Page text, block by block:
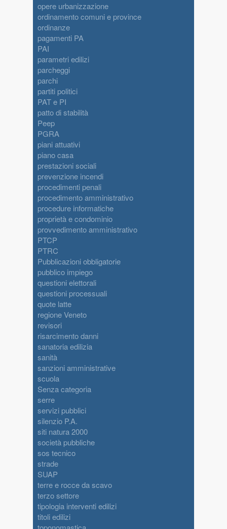
opere urbanizzazione
ordinamento comuni e province
ordinanze
pagamenti PA
PAI
parametri edilizi
parcheggi
parchi
partiti politici
PAT e PI
patto di stabilità
Peep
PGRA
piani attuativi
piano casa
prestazioni sociali
prevenzione incendi
procedimenti penali
procedimento amministrativo
procedure informatiche
proprietà e condominio
provvedimento amministrativo
PTCP
PTRC
Pubblicazioni obbligatorie
pubblico impiego
questioni elettorali
questioni processuali
quote latte
regione Veneto
revisori
risarcimento danni
sanatoria edilizia
sanità
sanzioni amministrative
scuola
Senza categoria
serre
servizi pubblici
silenzio P.A.
siti natura 2000
società pubbliche
sos tecnico
strade
SUAP
terre e rocce da scavo
terzo settore
tipologia interventi edilizi
titoli edilizi